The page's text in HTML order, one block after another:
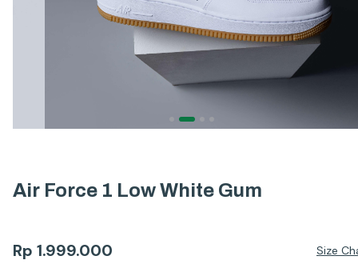
Air Force 1 Low White Gum
Rp 1.999.000 Size